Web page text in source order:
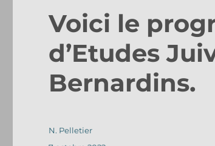
Voici le
d’Etudes
Bernardins.
Auteur
N. Pelletier